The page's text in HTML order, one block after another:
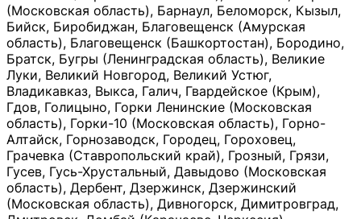
(Московская область), Барнаул, Беломорск, Кызыл,
Бийск, Биробиджан, Благовещенск (Амурская
область), Благовещенск (Башкортостан), Бородино,
Братск, Бугры (Ленинградская область), Великие
Луки, Великий Новгород, Великий Устюг,
Владикавказ, Выкса, Галич, Гвардейское (Крым),
Гдов, Голицыно, Горки Ленинские (Московская
область), Горки-10 (Московская область), Горно-
Алтайск, Горнозаводск, Городец, Гороховец,
Грачевка (Ставропольский край), Грозный, Грязи,
Гусев, Гусь-Хрустальный, Давыдово (Московская
область), Дербент, Дзержинск, Дзержинский
(Московская область), Дивногорск, Димитровград,